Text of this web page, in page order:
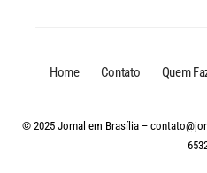
Home Contato Quem
© 2025 Jornal em Brasília –